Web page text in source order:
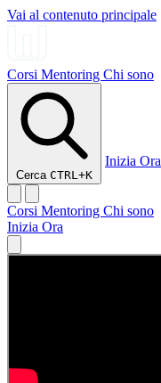
Vai al contenuto principale
Corsi Mentoring Chi sono
Cerca CTRL+K
Inizia Ora
Corsi Mentoring Chi sono
Inizia Ora